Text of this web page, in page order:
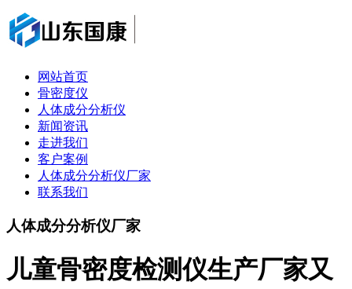
网站首页
骨密度仪
人体成分分析仪
新闻资讯
走进我们
客户案例
人体成分分析仪厂家
联系我们
人体成分分析仪厂家
儿童骨密度检测仪生产厂家又